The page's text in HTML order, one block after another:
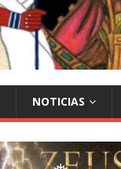
❅
NOTICIAS